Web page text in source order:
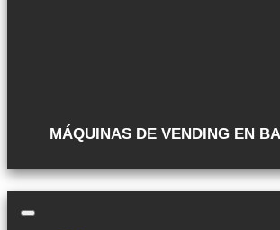
MÁQUINAS DE VENDING EN